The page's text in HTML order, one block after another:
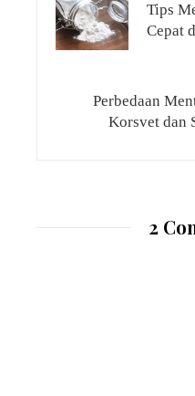
Tips
Cepat
Perbedaan
Korsvet dan
2